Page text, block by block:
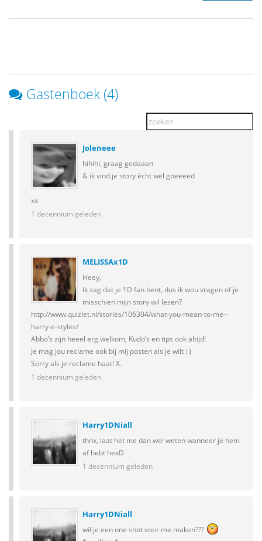
Gastenboek (4)
Joleneee
hihihi, graag gedaaan
& ik vind je story écht wel goeeeed
xx
1 decennium geleden
MELISSAx1D
Heey,
Ik zag dat je 1D fan bent, dus ik wou vragen of je
misschien mijn story wil lezen?
http://www.quizlet.nl/stories/106304/what-you-mean-to-me--
harry-e-styles/
Abbo’s zijn heeel erg welkom, Kudo’s en tips ook altijd!
Je mag jou reclame ook bij mij posten als je wilt : )
Sorry als je reclame haat! X.
1 decennium geleden
Harry1DNiall
thnx, laat het me dan wel weten wanneer je hem
af hebt hexD
1 decennium geleden
Harry1DNiall
wil je een one shot voor me maken???